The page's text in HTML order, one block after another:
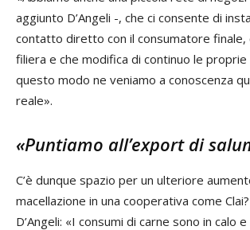
aggiunto D’Angeli -, che ci consente di
contatto diretto con il consumatore finale,
filiera e che modifica di continuo le proprie
questo modo ne veniamo a conoscenza
reale».
«Puntiamo all’export di
C’è dunque spazio per un ulteriore
macellazione in una cooperativa come
D’Angeli: «I consumi di carne sono in calo